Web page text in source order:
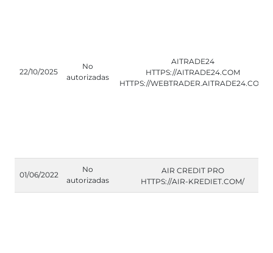
22/10/2025
No
autorizadas
AITRADE24
HTTPS://AITRADE24.COM
HTTPS://WEBTRADER.AITRADE24.COM
01/06/2022
No
autorizadas
AIR CREDIT PRO
HTTPS://AIR-KREDIET.COM/